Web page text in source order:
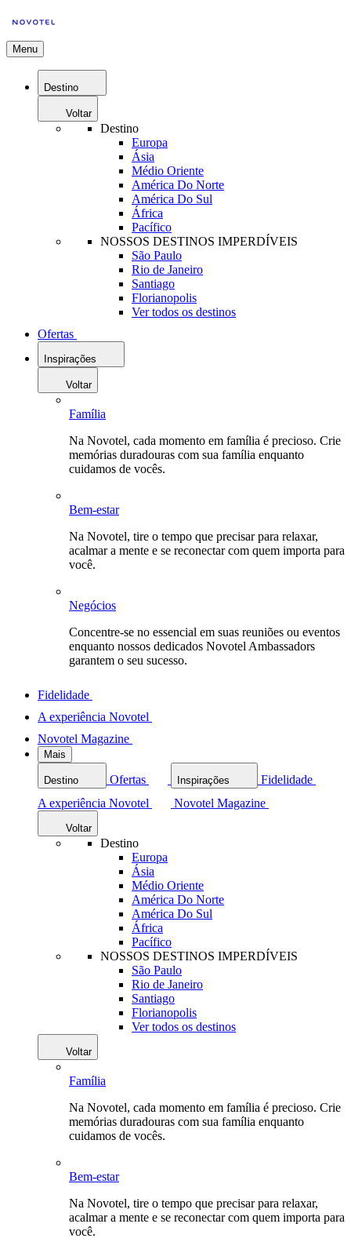
Menu
Destino
Voltar
Destino
Europa
Ásia
Médio Oriente
América Do Norte
América Do Sul
África
Pacífico
NOSSOS DESTINOS IMPERDÍVEIS
São Paulo
Rio de Janeiro
Santiago
Florianopolis
Ver todos os destinos
Ofertas
Inspirações
Voltar
Família
Na Novotel, cada momento em família é precioso. Crie
memórias duradouras com sua família enquanto
cuidamos de vocês.
Bem-estar
Na Novotel, tire o tempo que precisar para relaxar,
acalmar a mente e se reconectar com quem importa para
você.
Negócios
Concentre-se no essencial em suas reuniões ou eventos
enquanto nossos dedicados Novotel Ambassadors
garantem o seu sucesso.
Fidelidade
A experiência Novotel
Novotel Magazine
Mais
Destino Ofertas Inspirações
Fidelidade
A experiência Novotel
Novotel Magazine
Voltar
Destino
Europa
Ásia
Médio Oriente
América Do Norte
América Do Sul
África
Pacífico
NOSSOS DESTINOS IMPERDÍVEIS
São Paulo
Rio de Janeiro
Santiago
Florianopolis
Ver todos os destinos
Voltar
Família
Na Novotel, cada momento em família é precioso. Crie
memórias duradouras com sua família enquanto
cuidamos de vocês.
Bem-estar
Na Novotel, tire o tempo que precisar para relaxar,
acalmar a mente e se reconectar com quem importa para
você.